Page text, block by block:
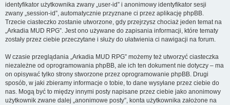
identyfikator użytkownika zwany „user-id” i anonimowy identyfikator sesji
zwany „session-id”, automatycznie przyznane ci przez aplikację phpBB.
Trzecie ciasteczko zostanie utworzone, gdy przejrzysz chociaż jeden temat na
„Arkadia MUD RPG”. Jest ono używane do zapisania informacji, które tematy
zostały przez ciebie przeczytane i służy do ułatwienia ci nawigacji na forum.
W czasie przeglądania „Arkadia MUD RPG” możemy też utworzyć ciasteczka
niezależne od oprogramowania phpBB, ale ich ten dokument nie dotyczy – ma
on opisywać tylko strony stworzone przez oprogramowanie phpBB. Drugi
sposób, w jaki zbieramy informacje o tobie, to dane wysyłane przez ciebie do
nas. Mogą być to między innymi posty napisane przez ciebie jako anonimowy
użytkownik zwane dalej „anonimowe posty”, konta użytkownika założone na